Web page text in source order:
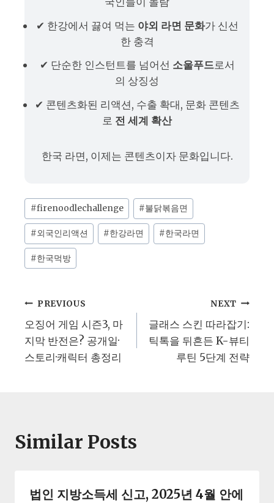
✔ 한강에서 끓여 먹는 야외 라면 문화가 신선
한 충격
✔ 단순한 인스턴트를 넘어선 소울푸드로서
의 상징성
✔ 콘텐츠화된 리액션, 수출 확대, 문화 콘텐츠
로 전 세계 확산
한국 라면, 이제는 콘텐츠이자 문화입니다.
Post
Tags:
#firenoodlechallenge #불닭볶음면
#외국인리액션 #한강라면 #한국라면
#한국먹방
글
탐
색
PREVIOUS
오징어 게임 시즌3, 마
지막 반전은? 공개일·
스토리·캐릭터 총정리
NEXT
글래스 스킨 따라잡기:
틱톡을 뒤흔든 K-뷰티
루틴 5단계 전략
Similar Posts
법인 지방소득세 신고, 2025년 4월 안에